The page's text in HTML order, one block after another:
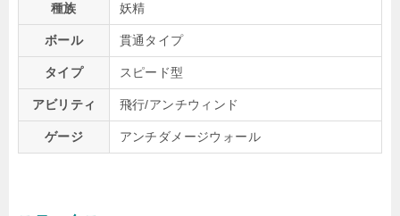
種族 妖精
ボール 貫通タイプ
タイプ スピード型
アビリティ 飛行/アンチウィンド
ゲージ アンチダメージウォール